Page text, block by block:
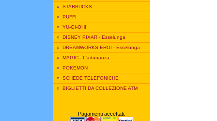
» STARBUCKS
» PUFFI
» YU-GI-OH!
» DISNEY PIXAR - Esselunga
» DREAMWORKS EROI - Esselunga
» MAGIC - L'adunanza
» POKEMON
» SCHEDE TELEFONICHE
» BIGLIETTI DA COLLEZIONE ATM
Pagamenti accettati: